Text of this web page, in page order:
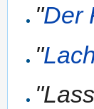
"Der
"